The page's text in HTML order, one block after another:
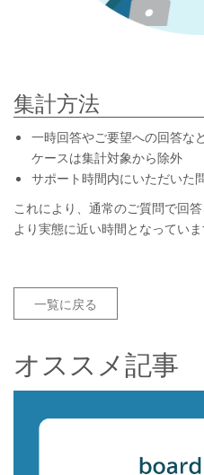
集計方法
一時回答やご要望への回答な
ケースは集計対象から除外
サポート時間内にいただいた
これにより、通常のご質問で回
より実態に近い時間となっていま
一覧に戻る
オススメ記事